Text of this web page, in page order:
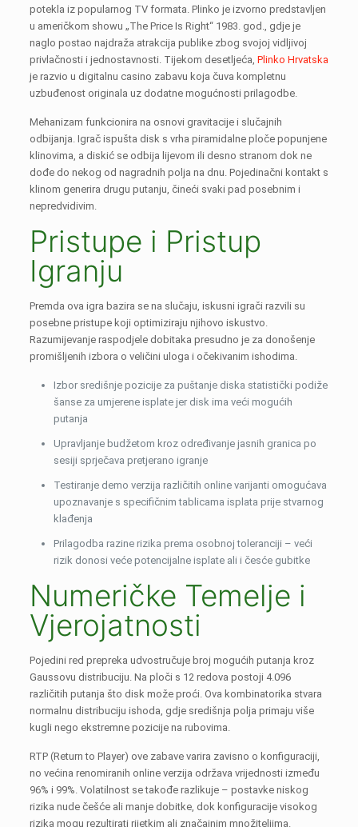
potekla iz popularnog TV formata. Plinko je izvorno predstavljen
u američkom showu „The Price Is Right“ 1983. god., gdje je
naglo postao najdraža atrakcija publike zbog svojoj vidljivoj
privlačnosti i jednostavnosti. Tijekom desetljeća, Plinko Hrvatska
je razvio u digitalnu casino zabavu koja čuva kompletnu
uzbuđenost originala uz dodatne mogućnosti prilagodbe.
Mehanizam funkcionira na osnovi gravitacije i slučajnih
odbijanja. Igrač ispušta disk s vrha piramidalne ploče popunjene
klinovima, a diskić se odbija lijevom ili desno stranom dok ne
dođe do nekog od nagradnih polja na dnu. Pojedinačni kontakt s
klinom generira drugu putanju, čineći svaki pad posebnim i
nepredvidivim.
Pristupe i Pristup
Igranju
Premda ova igra bazira se na slučaju, iskusni igrači razvili su
posebne pristupe koji optimiziraju njihovo iskustvo.
Razumijevanje raspodjele dobitaka presudno je za donošenje
promišljenih izbora o veličini uloga i očekivanim ishodima.
Izbor središnje pozicije za puštanje diska statistički podiže
šanse za umjerene isplate jer disk ima veći mogućih
putanja
Upravljanje budžetom kroz određivanje jasnih granica po
sesiji sprječava pretjerano igranje
Testiranje demo verzija različitih online varijanti omogućava
upoznavanje s specifičnim tablicama isplata prije stvarnog
klađenja
Prilagodba razine rizika prema osobnoj toleranciji – veći
rizik donosi veće potencijalne isplate ali i česće gubitke
Numeričke Temelje i
Vjerojatnosti
Pojedini red prepreka udvostručuje broj mogućih putanja kroz
Gaussovu distribuciju. Na ploči s 12 redova postoji 4.096
različitih putanja što disk može proći. Ova kombinatorika stvara
normalnu distribuciju ishoda, gdje središnja polja primaju više
kugli nego ekstremne pozicije na rubovima.
RTP (Return to Player) ove zabave varira zavisno o konfiguraciji,
no većina renomiranih online verzija održava vrijednosti između
96% i 99%. Volatilnost se takođe razlikuje – postavke niskog
rizika nude češće ali manje dobitke, dok konfiguracije visokog
rizika mogu rezultirati rijetkim ali značajnim množiteljima.